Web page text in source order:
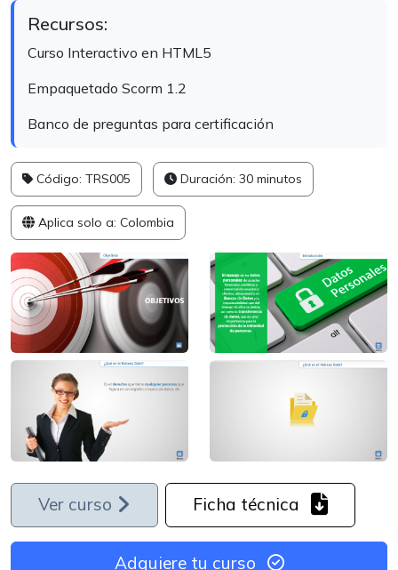
Recursos:
Curso Interactivo en HTML5
Empaquetado Scorm 1.2
Banco de preguntas para certificación
Código: TRS005 Duración: 30 minutos
Aplica solo a: Colombia
Ver curso Ficha técnica
Adquiere tu curso